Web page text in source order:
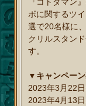
『コトダマン
ボに関するツ
選で20名様に
クリルスタン
す。
▼キャンペーン
2023年3月22
2023年4月13